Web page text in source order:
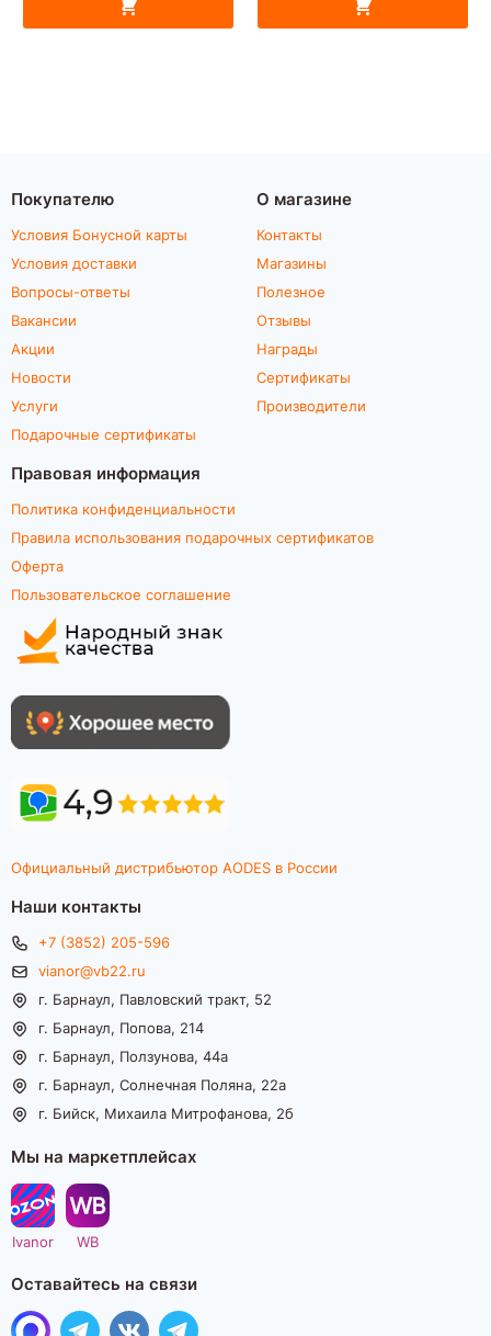
Покупателю
Условия Бонусной карты
Условия доставки
Вопросы-ответы
Вакансии
Акции
Новости
Услуги
Подарочные сертификаты
О магазине
Контакты
Магазины
Полезное
Отзывы
Награды
Сертификаты
Производители
Правовая информация
Политика конфиденциальности
Правила использования подарочных сертификатов
Оферта
Пользовательское соглашение
Официальный дистрибьютор AODES в России
Наши контакты
+7 (3852) 205-596
vianor@vb22.ru
г. Барнаул, Павловский тракт, 52
г. Барнаул, Попова, 214
г. Барнаул, Ползунова, 44а
г. Барнаул, Солнечная Поляна, 22а
г. Бийск, Михаила Митрофанова, 2б
Мы на маркетплейсах
Ivanor WB
Оставайтесь на связи